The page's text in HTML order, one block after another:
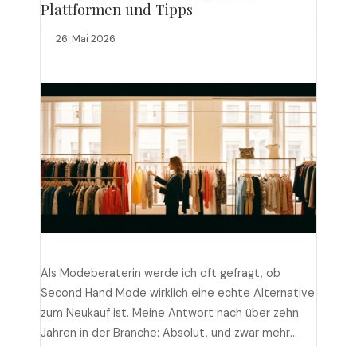
Plattformen und Tipps
26. Mai 2026
Als Modeberaterin werde ich oft gefragt, ob
Second Hand Mode wirklich eine echte Alternative
zum Neukauf ist. Meine Antwort nach über zehn
Jahren in der Branche: Absolut, und zwar mehr